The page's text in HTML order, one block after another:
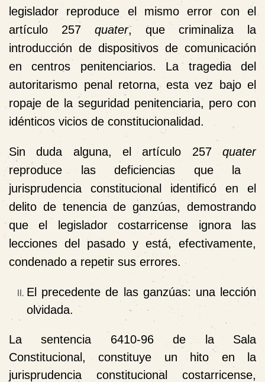
legislador reproduce el mismo error con el
artículo 257 quater, que criminaliza la
introducción de dispositivos de comunicación
en centros penitenciarios. La tragedia del
autoritarismo penal retorna, esta vez bajo el
ropaje de la seguridad penitenciaria, pero con
idénticos vicios de constitucionalidad.
Sin duda alguna, el artículo 257 quater
reproduce las deficiencias que la
jurisprudencia constitucional identificó en el
delito de tenencia de ganzúas, demostrando
que el legislador costarricense ignora las
lecciones del pasado y está, efectivamente,
condenado a repetir sus errores.
El precedente de las ganzúas: una lección
olvidada.
La sentencia 6410-96 de la Sala
Constitucional, constituye un hito en la
jurisprudencia constitucional costarricense,